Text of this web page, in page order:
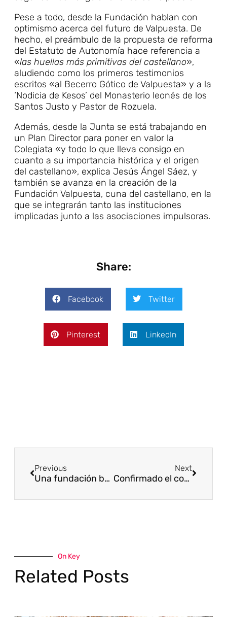
Pese a todo, desde la Fundación hablan con
optimismo acerca del futuro de Valpuesta. De
hecho, el preámbulo de la propuesta de reforma
del Estatuto de Autonomía hace referencia a
«las huellas más primitivas del castellano»,
aludiendo como los primeros testimonios
escritos «al Becerro Gótico de Valpuesta» y a la
‘Nodicia de Kesos’ del Monasterio leonés de los
Santos Justo y Pastor de Rozuela.
Además, desde la Junta se está trabajando en
un Plan Director para poner en valor la
Colegiata «y todo lo que lleva consigo en
cuanto a su importancia histórica y el origen
del castellano», explica Jesús Ángel Sáez, y
también se avanza en la creación de la
Fundación Valpuesta, cuna del castellano, en la
que se integrarán tanto las instituciones
implicadas junto a las asociaciones impulsoras.
Share:
Facebook Twitter
Pinterest LinkedIn
Previous
Una fundación buscará en Álava y Castilla ayuda para relanzar la cuna del castellano
Next
Confirmado el congreso ‘Valpuesta, en los orígenes’
On Key
Related Posts